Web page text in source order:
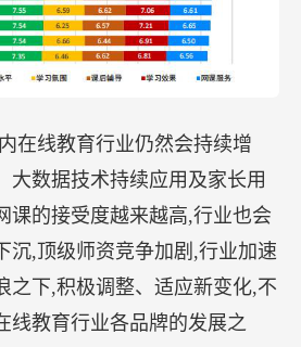
在线教育行业仍然会持续增
大数据技术持续应用及家长用
课的接受度越来越高,行业也会
沉,顶级师资竞争加剧,行业加速
之下,积极调整、适应新变化,不
线教育行业各品牌的发展之